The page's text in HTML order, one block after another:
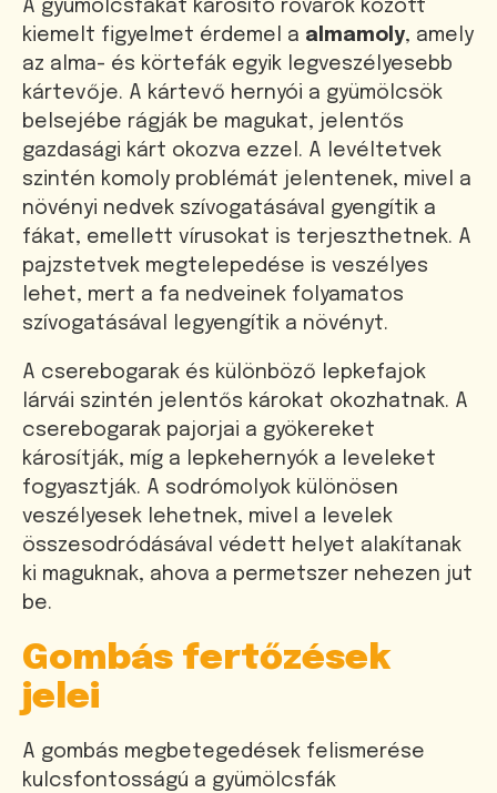
A gyümölcsfákat károsító rovarok között
kiemelt figyelmet érdemel a almamoly, amely
az alma- és körtefák egyik legveszélyesebb
kártevője. A kártevő hernyói a gyümölcsök
belsejébe rágják be magukat, jelentős
gazdasági kárt okozva ezzel. A levéltetvek
szintén komoly problémát jelentenek, mivel a
növényi nedvek szívogatásával gyengítik a
fákat, emellett vírusokat is terjeszthetnek. A
pajzstetvek megtelepedése is veszélyes
lehet, mert a fa nedveinek folyamatos
szívogatásával legyengítik a növényt.
A cserebogarak és különböző lepkefajok
lárvái szintén jelentős károkat okozhatnak. A
cserebogarak pajorjai a gyökereket
károsítják, míg a lepkehernyók a leveleket
fogyasztják. A sodrómolyok különösen
veszélyesek lehetnek, mivel a levelek
összesodródásával védett helyet alakítanak
ki maguknak, ahova a permetszer nehezen jut
be.
Gombás fertőzések
jelei
A gombás megbetegedések felismerése
kulcsfontosságú a gyümölcsfák